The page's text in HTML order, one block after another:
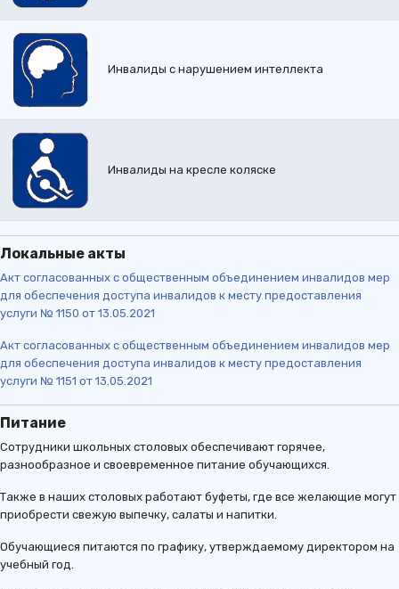
Инвалиды с нарушением интеллекта
Инвалиды на кресле коляске
Локальные акты
Акт согласованных с общественным объединением инвалидов мер
для обеспечения доступа инвалидов к месту предоставления
услуги № 1150 от 13.05.2021
Акт согласованных с общественным объединением инвалидов мер
для обеспечения доступа инвалидов к месту предоставления
услуги № 1151 от 13.05.2021
Питание
Сотрудники школьных столовых обеспечивают горячее,
разнообразное и своевременное питание обучающихся.
Также в наших столовых работают буфеты, где все желающие могут
приобрести свежую выпечку, салаты и напитки.
Обучающиеся питаются по графику, утверждаемому директором на
учебный год.